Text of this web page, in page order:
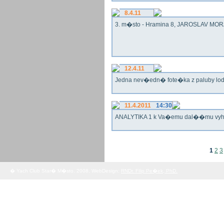
8.4.11
3. m�sto - Hramina 8, JAROSLAV
12.4.11
Jedna nev�edn� fote�ka z paluby
11.4.2011
14:30
ANALYTIKA 1 k Va�emu dal��mu
1 2 3